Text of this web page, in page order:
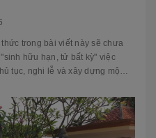
trong bài viết này sẽ chưa
hữu hạn, tử bất kỳ" việc
tục, nghi lễ và xây dựng mộ